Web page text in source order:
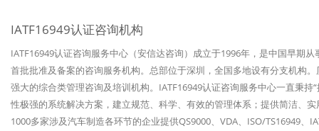
IATF16949认证咨询机构
IATF16949认证咨询服务中心（安信达咨询）成立于1996年，是中国早期
首批批准及备案的咨询服务机构。总部位于深圳，全国多地设有分支机构
强大的综合类管理咨询及培训机构。IATF16949认证咨询服务中心一直秉
性极强的系统解决方案，建立规范、科学、有效的管理体系；提供简洁、
1000多家涉及汽车制造各环节的企业提供QS9000、VDA、ISO/TS16949